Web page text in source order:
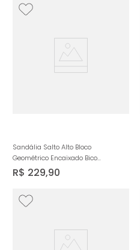
Sandália Salto Alto Bloco
Geométrico Encaixado Bico
Quadrado Metal Tachas Spike de
Pirâmide e Pedrarias Estilo Boho
R$ 229,90